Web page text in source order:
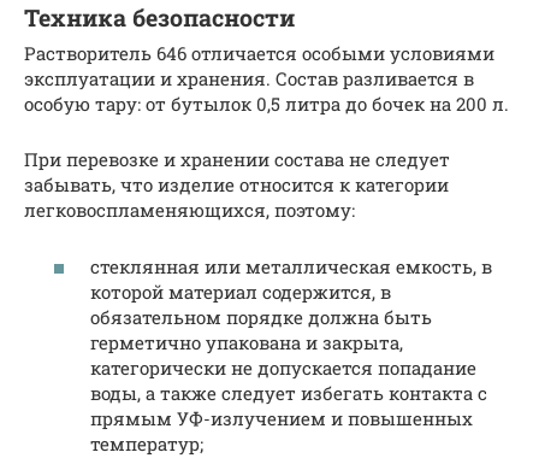
Техника безопасности
Растворитель 646 отличается особыми условиями
эксплуатации и хранения. Состав разливается в
особую тару: от бутылок 0,5 литра до бочек на 200 л.
При перевозке и хранении состава не следует
забывать, что изделие относится к категории
легковоспламеняющихся, поэтому:
стеклянная или металлическая емкость, в
которой материал содержится, в
обязательном порядке должна быть
герметично упакована и закрыта,
категорически не допускается попадание
воды, а также следует избегать контакта с
прямым УФ-излучением и повышенных
температур;